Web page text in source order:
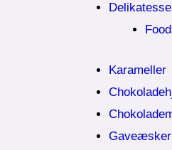
Karameller
Gaveæsker